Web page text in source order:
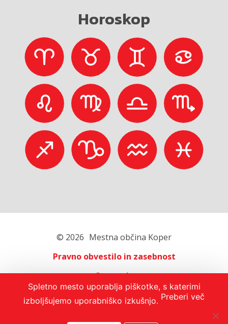
Horoskop
© 2026 Mestna občina Koper
Pravno obvestilo in zasebnost
O portalu
Oglaševanje
Spletno mesto uporablja piškotke, s katerimi
izboljšujemo uporabniško izkušnjo. Preberi več